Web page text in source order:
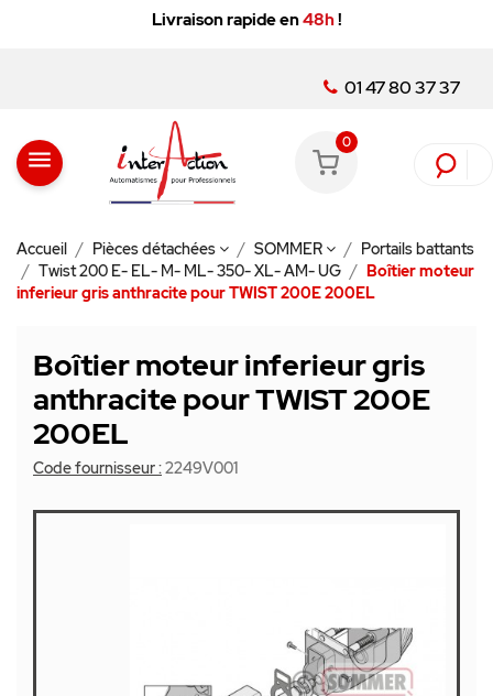
Livraison rapide en48h!
01 47 80 37 37
menu
0
Accueil Pièces détachées SOMMER
Portails battants
Twist 200 E- EL- M- ML- 350- XL- AM- UG
Boîtier moteur
inferieur gris anthracite pour TWIST 200E 200EL
Boîtier moteur inferieur gris
anthracite pour TWIST 200E
200EL
Code fournisseur :2249V001